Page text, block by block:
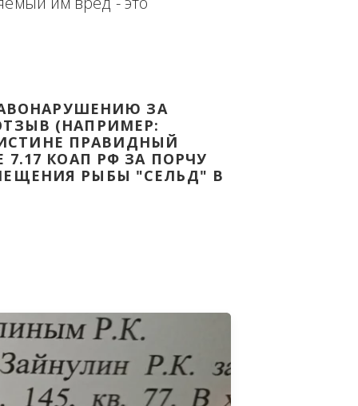
доказательством с целью -
Законодательства Российской
ПРАВОНАРУШЕНИЮ ЗА
ВАШ ОТЗЫВ (НАПРИМЕР:
ВОИСТИНЕ ПРАВИДНЫЙ
7.17 КОАП РФ ЗА ПОРЧУ
ПОМЕЩЕНИЯ РЫБЫ "СЕЛЬД" В